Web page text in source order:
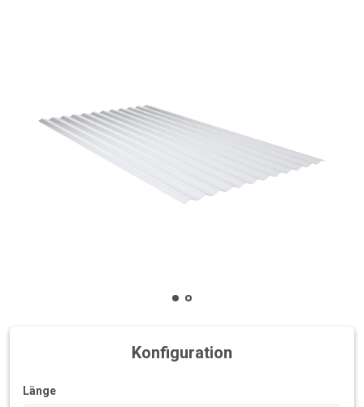
Konfiguration
Länge